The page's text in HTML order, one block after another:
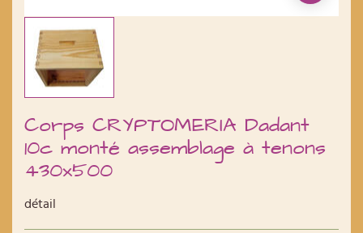
Corps CRYPTOMERIA Dadant
10c monté assemblage à tenons
430x500
détail